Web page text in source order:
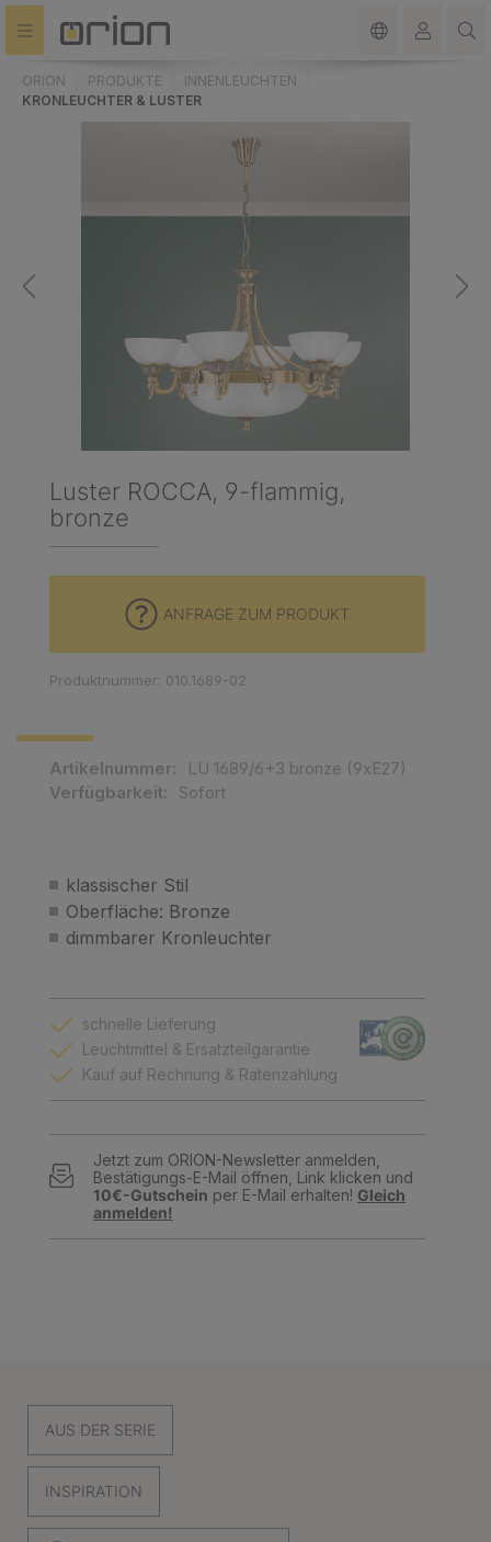
springen
ORION PRODUKTE
INNENLEUCHTEN
KRONLEUCHTER & LUSTER
Luster ROCCA, 9-flammig,
bronze
klassischer Stil
Oberfläche: Bronze
dimmbarer Kronleuchter
Artikelnummer:
LU 1689/6+3 bronze (9xE27)
Verfügbarkeit:
Sofort
ANFRAGE ZUM PRODUKT
Produktnummer: 010.1689-02
schnelle Lieferung
Leuchtmittel & Ersatzteilgarantie
Kauf auf Rechnung & Ratenzahlung
Jetzt zum ORION-Newsletter anmelden,
Bestätigungs-E-Mail öffnen, Link klicken und
10€-Gutschein per E-Mail erhalten! Gleich
anmelden!
AUS DER SERIE
INSPIRATION